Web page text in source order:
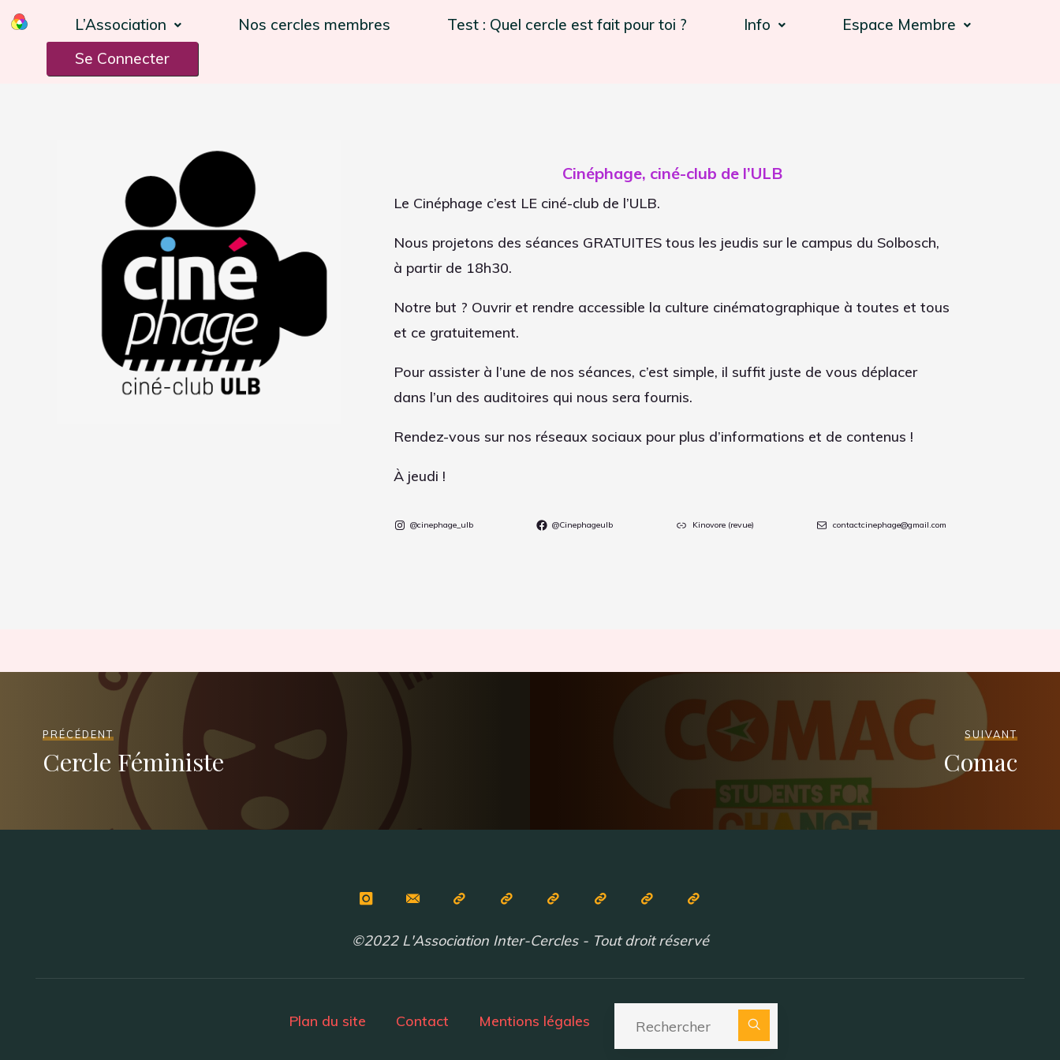
L’Association Nos cercles membres Test : Quel cercle est fait pour toi ? Info
Espace Membre
Se Connecter
Cinéphage, ciné-club de l’ULB
Le Cinéphage c’est LE ciné-club de l’ULB.
Nous projetons des séances GRATUITES tous les jeudis sur le campus du Solbosch,
à partir de 18h30.
Notre but ? Ouvrir et rendre accessible la culture cinématographique à toutes et tous
et ce gratuitement.
Pour assister à l’une de nos séances, c’est simple, il suffit juste de vous déplacer
dans l’un des auditoires qui nous sera fournis.
Rendez-vous sur nos réseaux sociaux pour plus d’informations et de contenus !
À jeudi !
@cinephage_ulb @Cinephageulb Kinovore (revue) contactcinephage@gmail.com
PRÉCÉDENT
Cercle Féministe
SUIVANT
Comac
©2022 L'Association Inter-Cercles - Tout droit réservé
Plan du site Contact Mentions légales